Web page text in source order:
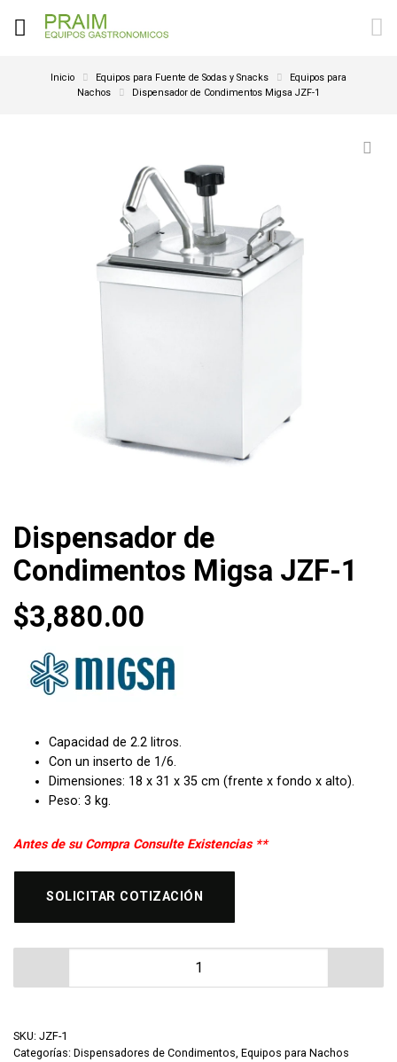
Inicio Equipos para Fuente de Sodas y Snacks
Equipos para
Nachos
Dispensador de Condimentos Migsa JZF-1
Dispensador de
Condimentos Migsa JZF-1
$3,880.00
Capacidad de 2.2 litros.
Con un inserto de 1/6.
Dimensiones: 18 x 31 x 35 cm (frente x fondo x alto).
Peso: 3 kg.
Antes de su Compra Consulte Existencias **
SOLICITAR COTIZACIÓN
Dispensador de Condimentos Migsa JZF-1 cantidad
SKU: JZF-1
Categorías: Dispensadores de Condimentos, Equipos para Nachos